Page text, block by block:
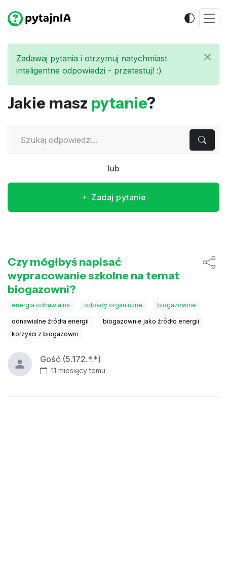
Zadawaj pytania i otrzymuj natychmiast
inteligentne odpowiedzi - przetestuj! :)
Jakie masz pytanie?
lub
Zadaj pytanie
Czy mógłbyś napisać
wypracowanie szkolne na temat
biogazowni?
energia odnawialna odpady organiczne biogazownie
odnawialne źródła energii
biogazownie jako źródło energii
korzyści z biogazowni
Gość (5.172.*.*)
11 miesięcy temu